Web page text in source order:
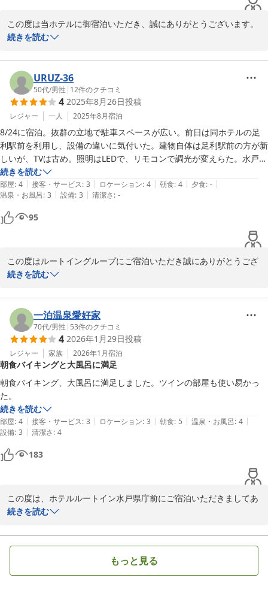
2026-04-02
この度は当ホテルに御宿泊いただき、誠にありがとうございます。
また、大浴場につきまして「とてもきれい」とのお言葉を頂戴し、
足を伸ばして入れる大浴場は何といっても当ホテルの強みでござい
ます！「仕事終わりのひとっ風呂」に欠かせないと思います♪
今後も皆様に気持ちよくお過ごしいただける空間づくりを目指し、
サービスの向上と施設管理の徹底に努めてまいります。
ぜひまた機会がございましたら、当館の大浴場でごゆっくりお寛ぎ
いただけましたら幸いでございます。スタッフ一同、心よりお客様
のまたのお越しをお待ち申し上げております。
ホテルルートイン水戸県庁前
ホテルルートイン水戸県庁前
続きを読む
URUZ-36
50代/男性 | 12件のクチコミ
4 2025年8月26日投稿
レジャー 一人 2025年8月宿泊
8/24に宿泊。抜群の立地で駐車スペースが広い。前日は同ホテルの足
利駅前を利用し、設備の違いに気付いた。建物自体は足利駅前の方が新
しいが、TVは古め。照明はLEDで、リモコンで調光が変えらた。水戸県
庁はユニットバスは古めで、照明は調光は変更できない枕元でのスイッ
チタイプ。TVはネットで食堂の混雑具合が確認できてよかった。水戸
県庁のフロントスタッフの方々は、通り過ぎるお客に必ず『お帰
り。』、『いってらっしゃい。』の声掛けをしていた。こちら側も気持
続きを読む
部屋: 4 | 接客・サービス: 3 | ロケーション: 4 | 朝食: 4 | 夕食: - |
温泉・お風呂: 3 | 設備: 3 | 清潔さ: -
95
この度はルートイングループにご宿泊いただき誠にありがとうござ
いました。
さて、今月でルートイングループは363店舗になりました。今後も
出店を控えている店舗が数多くございます！
ルートイン水戸県庁前は今年で18年目になり、施設面でも古さが目
立つようになってきましたが、リニューアルをして少しずつ改善を
しております。店舗により使用が異なることもありますので、その
点では違いが判ると面白いと思います。
を見て発見があります。
最後に、私共の接遇にについてご褒めいただきありがとうございま
した。
今後も気持ちいいと思っていただける挨拶を心掛け、精進してまい
ホテルルートイン水戸県庁前
続きを読む
一泊温泉愛好家
70代/男性 | 53件のクチコミ
4 2026年1月29日投稿
レジャー 家族 2026年1月宿泊
朝食バイキングと大風呂に満足
朝食バイキング、大風呂に満足しました。ツインの部屋も使い易かっ
た。
続きを読む
部屋: 4 | 接客・サービス: 3 | ロケーション: 3 | 朝食: 5 | 温泉・お風呂: 4 |
設備: 3 | 清潔さ: 4
183
この度は、ホテルルートイン水戸県庁前にご宿泊いただきましてあ
りがとうございます。
当ホテルの朝食バイキング、大浴場にご満足いただけたようで大変
うれしく思います。
朝食バイキングは、日替わりメニューで和洋中様々なお料理をご用
意しております。
続きを読む
もっと見る